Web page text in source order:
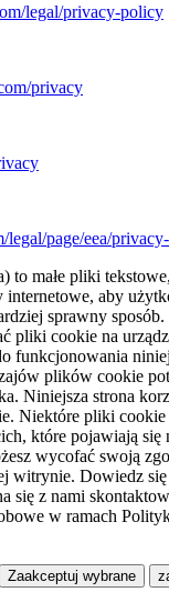
legal/privacy-policy
privacy
page/eea/
to małe pliki
internetowe, aby
sprawny
pliki cookie na
funkcjonowania
plików cookie
Niniejsza strona
Niektóre pliki cookie
które pojawiają się
wycofać swoją
witrynie. Dowiedz się
się z nami
w ramach
Zaakceptuj wybrane